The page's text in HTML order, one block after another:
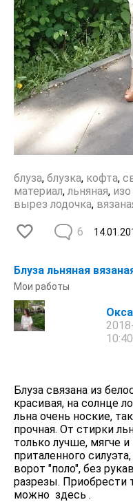
блуза, блузка, кофта,
материал, льняная,
вырез лодочка,
6
Блуза льняная
Мои работы
Блуза связана из
красивая, на солнце
льна очень ноские,
прочная. От стирки
только лучше, мягче
приталенного
ворот "поло", без
разрезы. Приобрести
можно здесь .